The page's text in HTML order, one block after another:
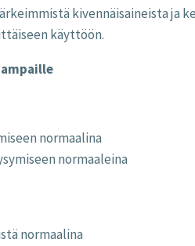
kivennäisaineista ja
käyttöön.
normaalina
normaaleina
normaalina